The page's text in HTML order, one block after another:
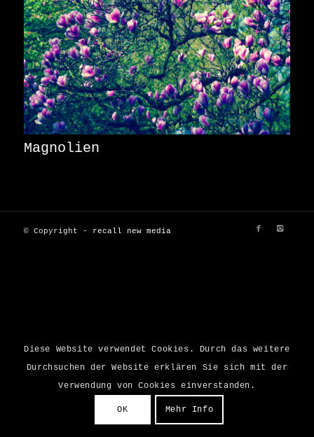
Magnolien
© Copyright - recall new media
Diese Website verwendet Cookies. Durch das weitere
Durchsuchen der Website erklären Sie sich mit der
Verwendung von Cookies einverstanden.
OK Mehr Info